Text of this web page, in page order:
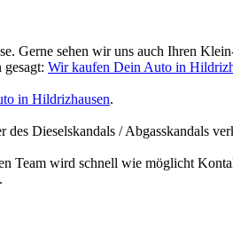
Gerne sehen wir uns auch Ihren
Wir kaufen Dein Auto in
in Hildrizhausen.
Dieselskandals / Abgasskandals
Team wird schnell wie möglicht
.